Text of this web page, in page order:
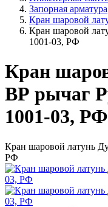
Запорная арматура
Кран шаровой
Кран шаровой
1001-03, РФ
Кран
ВР рычаг
1001-03, РФ
Кран шаровой латунь
РФ